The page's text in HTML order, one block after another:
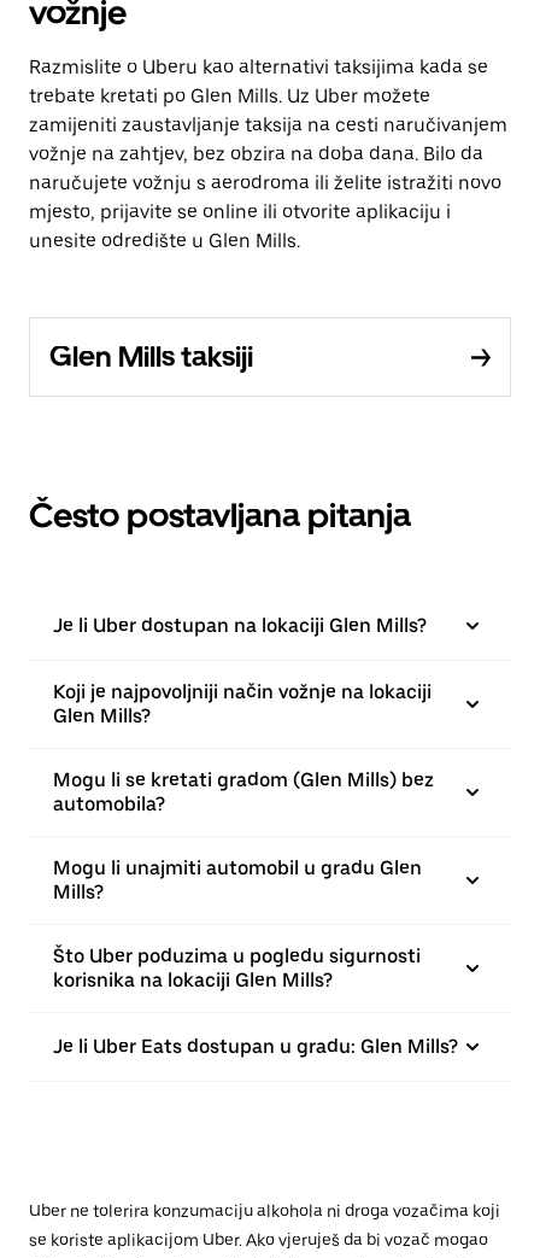
vožnje
Razmislite o Uberu kao alternativi taksijima kada se
trebate kretati po Glen Mills. Uz Uber možete
zamijeniti zaustavljanje taksija na cesti naručivanjem
vožnje na zahtjev, bez obzira na doba dana. Bilo da
naručujete vožnju s aerodroma ili želite istražiti novo
mjesto, prijavite se online ili otvorite aplikaciju i
unesite odredište u Glen Mills.
Glen Mills taksiji
Često postavljana pitanja
Je li Uber dostupan na lokaciji Glen Mills?
Koji je najpovoljniji način vožnje na lokaciji
Glen Mills?
Mogu li se kretati gradom (Glen Mills) bez
automobila?
Mogu li unajmiti automobil u gradu Glen
Mills?
Što Uber poduzima u pogledu sigurnosti
korisnika na lokaciji Glen Mills?
Je li Uber Eats dostupan u gradu: Glen Mills?
Uber ne tolerira konzumaciju alkohola ni droga vozačima koji
se koriste aplikacijom Uber. Ako vjeruješ da bi vozač mogao